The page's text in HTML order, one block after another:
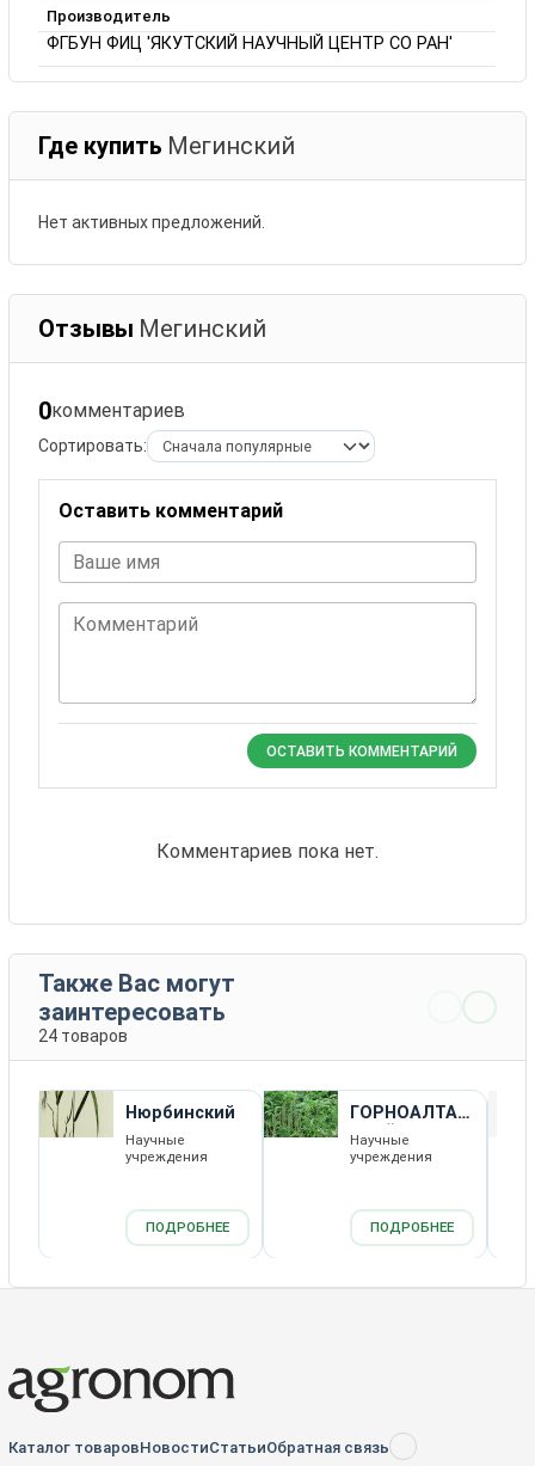
Производитель
ФГБУН ФИЦ 'ЯКУТСКИЙ НАУЧНЫЙ ЦЕНТР СО РАН'
Где купить Мегинский
Нет активных предложений.
Отзывы Мегинский
0комментариев
Сортировать:
Оставить комментарий
Ваше имя
Комментарий
ОСТАВИТЬ КОММЕНТАРИЙ
Комментариев пока нет.
Также Вас могут
заинтересовать
24 товаров
Нюрбинский
Научные
учреждения
ПОДРОБНЕЕ
ГОРНОАЛТАЙ
СКИЙ 86
Научные
учреждения
ПОДРОБНЕЕ
Каталог товаровНовостиСтатьиОбратная связь RSS